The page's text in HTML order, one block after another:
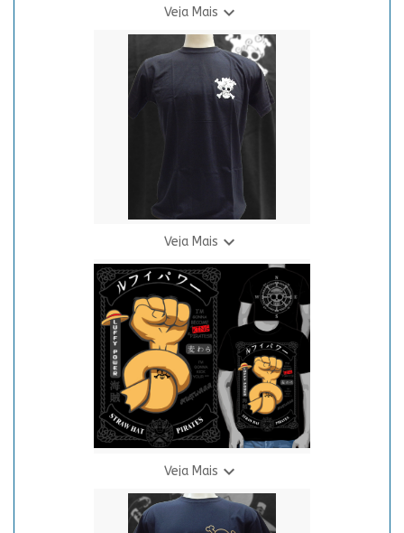
Veja Mais 
Camiseta O.N.P - Luffy & Zoro (Wano)
R$ 69,90
3 X R$ 24,94
Veja Mais 
Camiseta O.N.P. - Luffy Gear 5 (Preta)
R$ 69,90
3 X R$ 24,94
Veja Mais 
Camiseta O.N.P. - Nó de Marinheiro
R$ 69,90